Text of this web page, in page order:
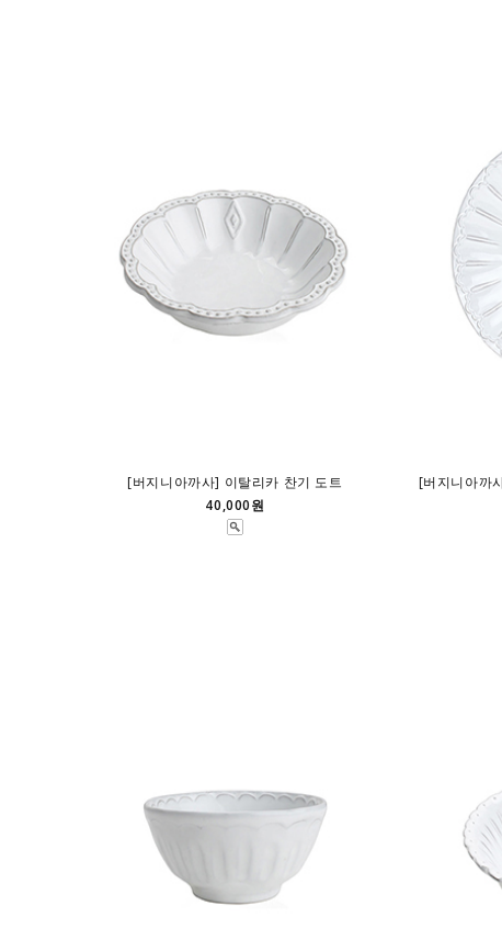
[버지니아까사] 이탈리카 찬기 도트
40,000원
[버지니아까